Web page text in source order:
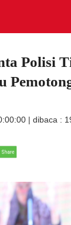
Polisi
| dibaca :